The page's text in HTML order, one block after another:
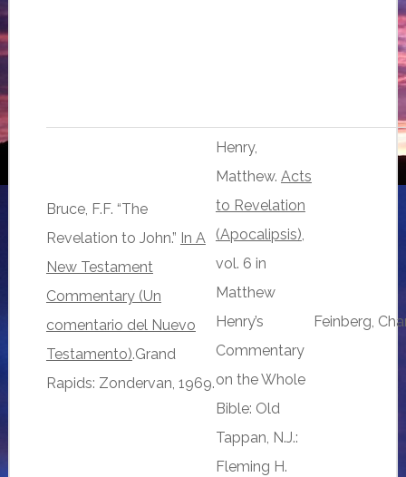
Bruce, F.F. “The
Revelation to John.” In A
New Testament
Commentary (Un
comentario del Nuevo
Testamento).Grand
Rapids: Zondervan, 1969.
Henry,
Matthew. Acts
to Revelation
(Apocalipsis),
vol. 6 in
Matthew
Henry’s
Commentary
on the Whole
Bible: Old
Tappan, N.J.:
Fleming H.
Feinberg,